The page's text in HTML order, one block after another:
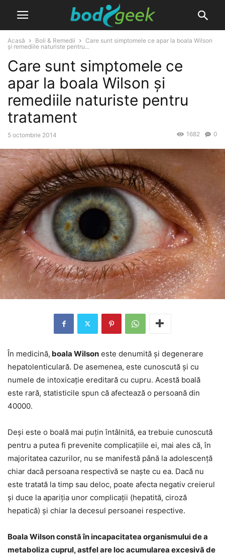
Acasă Boli & Remedii
Care sunt simptomele ce apar la boala Wilson
și remediile naturiste pentru...
Care sunt simptomele ce
apar la boala Wilson și
remediile naturiste pentru
tratament
5 octombrie 2014 0
1682
În medicină, boala Wilson este denumită și degenerare
hepatolenticulară. De asemenea, este cunoscută și cu
numele de intoxicație ereditară cu cupru. Acestă boală
este rară, statisticile spun că afectează o persoană din
40000.
Deși este o boală mai puțin întâlnită, ea trebuie cunoscută
pentru a putea fi prevenite complicațiile ei, mai ales că, în
majoritatea cazurilor, nu se manifestă până la adolescență
chiar dacă persoana respectivă se naște cu ea. Dacă nu
este tratată la timp sau deloc, poate afecta negativ creierul
și duce la apariția unor complicații (hepatită, ciroză
hepatică) și chiar la decesul persoanei respective.
Boala Wilson constă în incapacitatea organismului de a
metaboliza cuprul, astfel are loc acumularea excesivă de